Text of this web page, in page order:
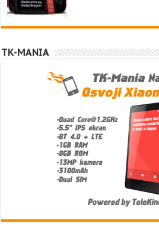
TK-MANIA